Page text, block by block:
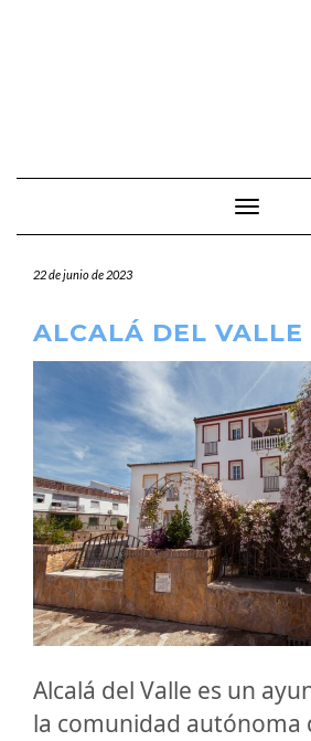
Cambiar
22 de junio de 2023
ALCALÁ DEL VALLE
Alcalá del Valle es un
la comunidad autónoma